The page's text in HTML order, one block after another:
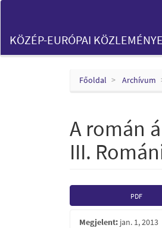
Content
Sidebar
KÖZÉP-EURÓPAI
Főoldal Archívum
A román
III.
Article
Sidebar
PDF
Megjelent: jan. 1, 2013